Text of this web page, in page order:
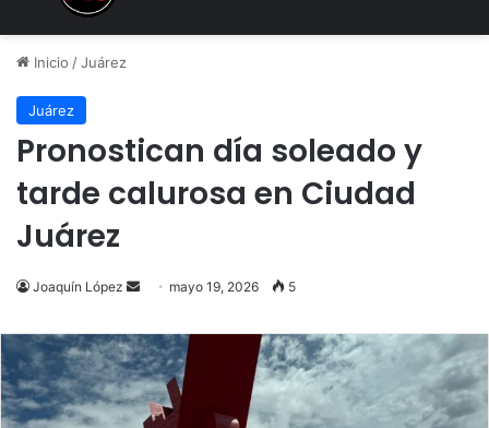
Inicio /Juárez
Juárez
Pronostican día soleado y
tarde calurosa en Ciudad
Juárez
Joaquín López
Send
email
mayo 19, 2026 5